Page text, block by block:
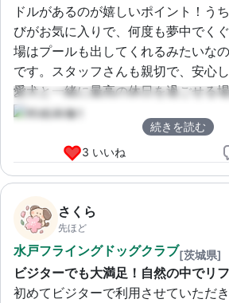
ドルがあるのが嬉しいポイント！う
びがお気に入りで、何度も夢中でく
場はプールも出してくれるみたいな
です。スタッフさんも親切で、安心
愛犬と一緒に最高の休日を過ごせる場
続きを読む
3 いいね
さくら
先ほど
水戸フライングドッグクラブ[茨城県]
ビジターでも大満足！自然の中でリ
初めてビジターで利用させていただ